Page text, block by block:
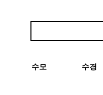
수모 수경